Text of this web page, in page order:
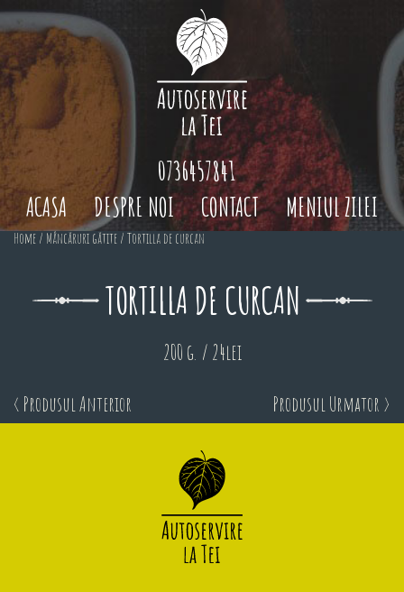
ACASA DESPRE NOI CONTACT MENIUL ZILEI
0736457841
Home / Mâncăruri gătite / Tortilla de curcan
TORTILLA DE CURCAN
200 g. / 24lei
< Produsul Anterior Produsul Urmator >